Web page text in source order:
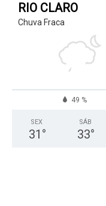
RIO CLARO
Chuva Fraca
49 %
SEX
31 °
SÁB
33°